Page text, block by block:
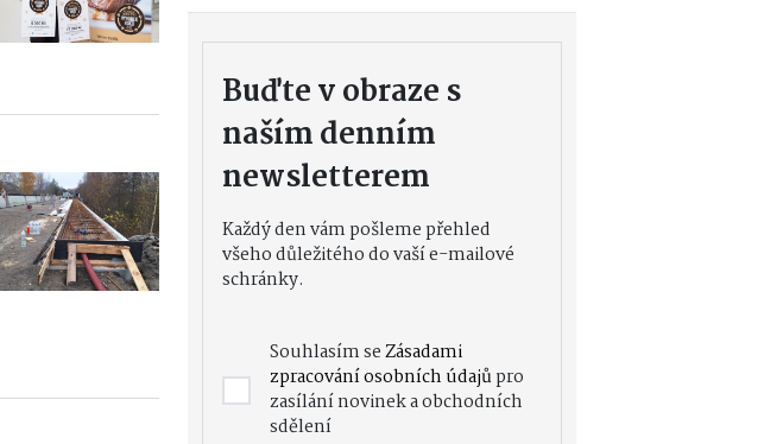
Buďte v obraze s
naším denním
newsletterem
Každý den vám pošleme přehled
všeho důležitého do vaší e-mailové
schránky.
Souhlasím seZásadami
zpracování osobních údajůpro
zasílání novinek a obchodních
sdělení